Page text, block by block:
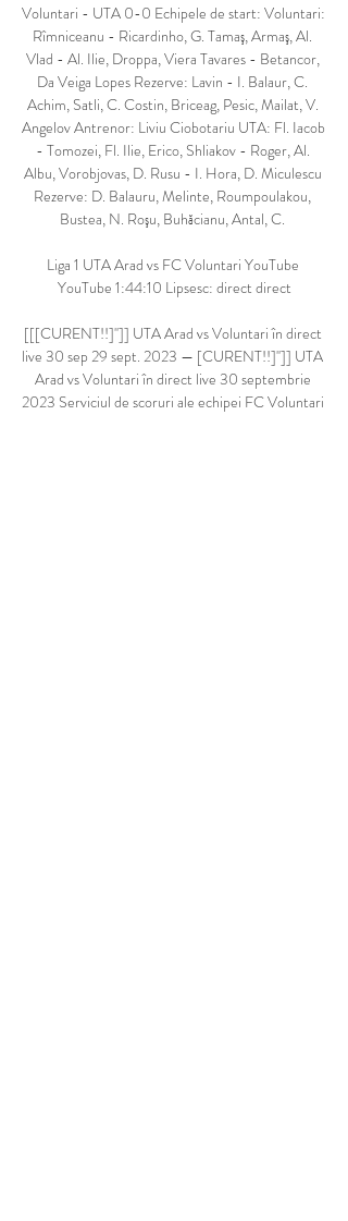
Voluntari - UTA 0-0 Echipele de start: Voluntari:
Rîmniceanu - Ricardinho, G. Tamaş, Armaş, Al.
Vlad - Al. Ilie, Droppa, Viera Tavares - Betancor,
Da Veiga Lopes Rezerve: Lavin - I. Balaur, C.
Achim, Satli, C. Costin, Briceag, Pesic, Mailat, V.
Angelov Antrenor: Liviu Ciobotariu UTA: Fl. Iacob
- Tomozei, Fl. Ilie, Erico, Shliakov - Roger, Al.
Albu, Vorobjovas, D. Rusu - I. Hora, D. Miculescu
Rezerve: D. Balauru, Melinte, Roumpoulakou,
Bustea, N. Roşu, Buhăcianu, Antal, C.
Liga 1 UTA Arad vs FC Voluntari YouTube
YouTube 1:44:10 Lipsesc: direct direct
[[[CURENT!!]'']] UTA Arad vs Voluntari în direct
live 30 sep 29 sept. 2023 — [CURENT!!]'']] UTA
Arad vs Voluntari în direct live 30 septembrie
2023 Serviciul de scoruri ale echipei FC Voluntari